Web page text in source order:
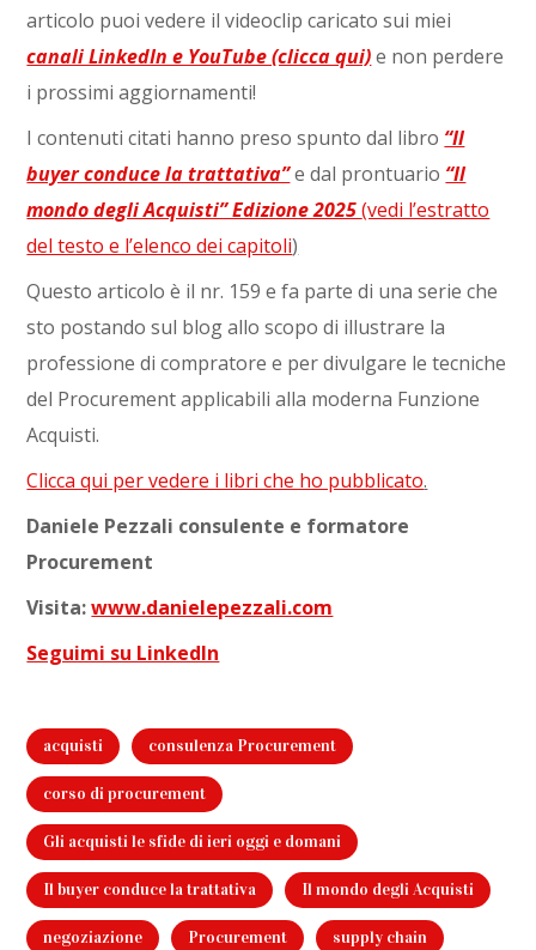
articolo puoi vedere il videoclip caricato sui miei
canali LinkedIn e YouTube (clicca qui)e non perdere
i prossimi aggiornamenti!
I contenuti citati hanno preso spunto dal libro “Il
buyer conduce la trattativa”e dal prontuario “Il
mondo degli Acquisti” Edizione 2025(vedi l’estratto
del testo e l’elenco dei capitoli)
Questo articolo è il nr. 159 e fa parte di una serie che
sto postando sul blog allo scopo di illustrare la
professione di compratore e per divulgare le tecniche
del Procurement applicabili alla moderna Funzione
Acquisti.
Clicca qui per vedere i libri che ho pubblicato.
Daniele Pezzali consulente e formatore
Procurement
Visita:www.danielepezzali.com
Seguimi su LinkedIn
acquisti consulenza Procurement
corso di procurement
Gli acquisti le sfide di ieri oggi e domani
Il buyer conduce la trattativa Il mondo degli Acquisti
negoziazione Procurement supply chain